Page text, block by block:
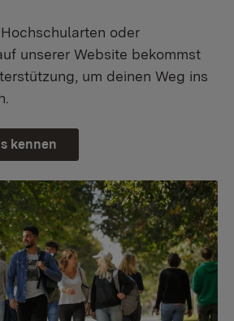
oder
unserer Website bekommst
um deinen Weg ins
kennen